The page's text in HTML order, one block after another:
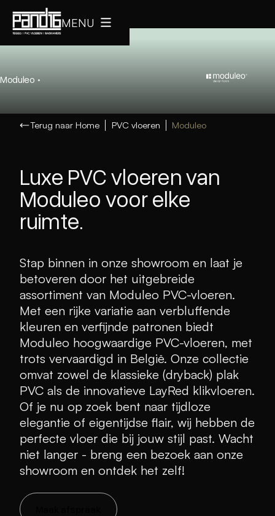
MENU
Moduleo ·
Terug naar Home PVC vloeren Moduleo
Luxe PVC vloeren van
Moduleo voor elke
ruimte.
Stap binnen in onze showroom en laat je
betoveren door het uitgebreide
assortiment van Moduleo PVC-vloeren.
Met een rijke variatie aan verbluffende
kleuren en verfijnde patronen biedt
Moduleo hoogwaardige PVC-vloeren, met
trots vervaardigd in België. Onze collectie
omvat zowel de klassieke (dryback) plak
PVC als de innovatieve LayRed klikvloeren.
Of je nu op zoek bent naar tijdloze
elegantie of eigentijdse flair, wij hebben de
perfecte vloer die bij jouw stijl past. Wacht
niet langer - breng een bezoek aan onze
showroom en ontdek het zelf!